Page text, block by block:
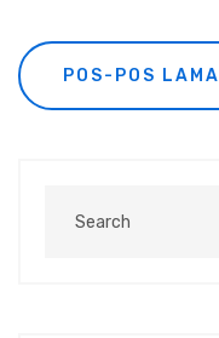
Navigasi
pos
POS-POS LAMA